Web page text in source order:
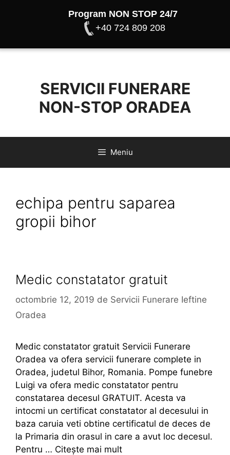
Program NON STOP 24/7
+40 724 809 208
SERVICII FUNERARE
NON-STOP ORADEA
Meniu
echipa pentru saparea
gropii bihor
Medic constatator gratuit
octombrie 12, 2019 de Servicii Funerare Ieftine
Oradea
Medic constatator gratuit Servicii Funerare
Oradea va ofera servicii funerare complete in
Oradea, judetul Bihor, Romania. Pompe funebre
Luigi va ofera medic constatator pentru
constatarea decesul GRATUIT. Acesta va
intocmi un certificat constatator al decesului in
baza caruia veti obtine certificatul de deces de
la Primaria din orasul in care a avut loc decesul.
Pentru … Citește mai mult